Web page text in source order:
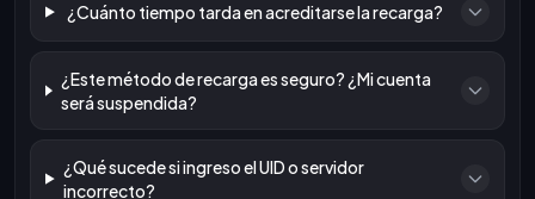
¿Cuánto tiempo tarda en acreditarse la recarga?
¿Este método de recarga es seguro? ¿Mi cuenta
será suspendida?
¿Qué sucede si ingreso el UID o servidor
incorrecto?